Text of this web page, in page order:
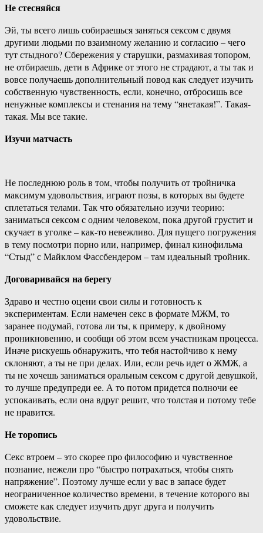
Не стесняйся
Эй, ты всего лишь собираешься заняться сексом с двумя
другими людьми по взаимному желанию и согласию – чего
тут стыдного? Сбережения у старушки, размахивая топором,
не отбираешь, дети в Африке от этого не страдают, а ты так и
вовсе получаешь дополнительный повод как следует изучить
собственную чувственность, если, конечно, отбросишь все
ненужные комплексы и стенания на тему “янетакая!”. Такая-
такая. Мы все такие.
Изучи матчасть
Не последнюю роль в том, чтобы получить от тройничка
максимум удовольствия, играют позы, в которых вы будете
сплетаться телами. Так что обязательно изучи теорию:
заниматься сексом с одним человеком, пока другой грустит и
скучает в уголке – как-то невежливо. Для пущего погружения
в тему посмотри порно или, например, финал кинофильма
“Стыд” с Майклом Фассбендером – там идеальный тройник.
Договаривайся на берегу
Здраво и честно оцени свои силы и готовность к
экспериментам. Если намечен секс в формате МЖМ, то
заранее подумай, готова ли ты, к примеру, к двойному
проникновению, и сообщи об этом всем участникам процесса.
Иначе рискуешь обнаружить, что тебя настойчиво к нему
склоняют, а ты не при делах. Или, если речь идет о ЖМЖ, а
ты не хочешь заниматься оральным сексом с другой девушкой,
то лучше предупреди ее. А то потом придется полночи ее
успокаивать, если она вдруг решит, что толстая и потому тебе
не нравится.
Не торопись
Секс втроем – это скорее про философию и чувственное
познание, нежели про “быстро потрахаться, чтобы снять
напряжение”. Поэтому лучше если у вас в запасе будет
неограниченное количество времени, в течение которого вы
сможете как следует изучить друг друга и получить
удовольствие.